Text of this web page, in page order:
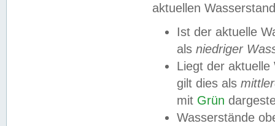
aktuellen
Ist der aktuelle
als niedriger
Liegt der
gilt dies als
mit Grün
Wasserstände